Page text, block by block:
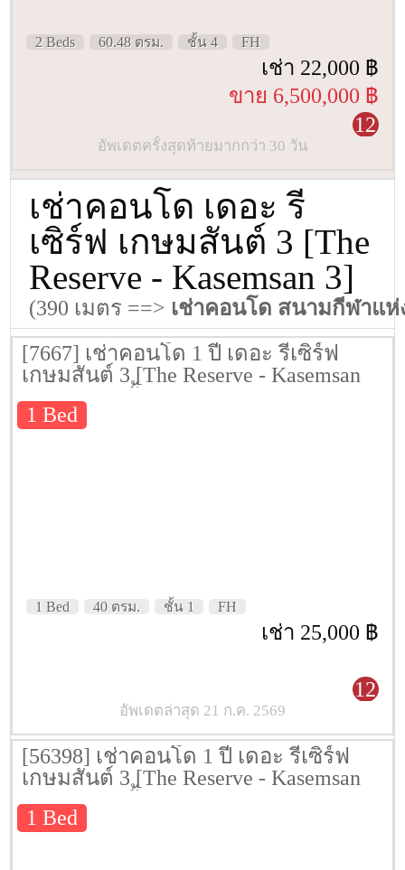
2 Beds 60.48 ตรม. ชั้น 4 FH
เช่า 22,000 ฿
ขาย 6,500,000 ฿
12
อัพเดตครั้งสุดท้ายมากกว่า 30 วัน
เช่าคอนโด เดอะ รี
เซิร์ฟ เกษมสันต์ 3 [The
Reserve - Kasemsan 3]
(390 เมตร ==> เช่าคอนโด สนามกีฬาแห่
[7667] เช่าคอนโด 1 ปี เดอะ รีเซิร์ฟ
เกษมสันต์ 3 [The Reserve - Kasemsan
3] 40 ตรม. ชั้น 1
1 Bed
1 Bed 40 ตรม. ชั้น 1 FH
เช่า 25,000 ฿
12
อัพเดตล่าสุด 21 ก.ค. 2569
[56398] เช่าคอนโด 1 ปี เดอะ รีเซิร์ฟ
เกษมสันต์ 3 [The Reserve - Kasemsan
3] 40 ตรม. ชั้น 3
1 Bed